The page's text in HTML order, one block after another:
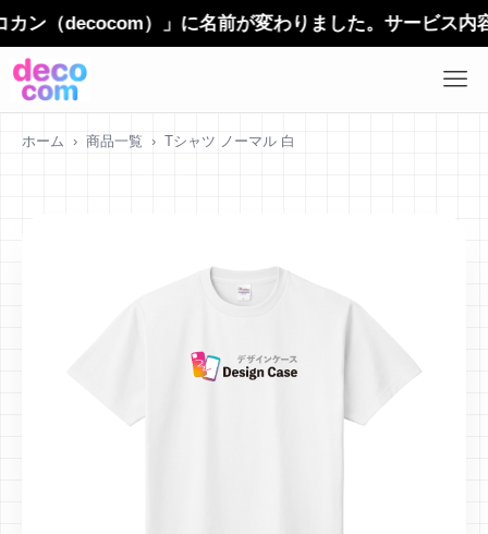
decocom）」に名前が変わりました。サービス内容や
ホーム › 商品一覧 › Tシャツ ノーマル 白